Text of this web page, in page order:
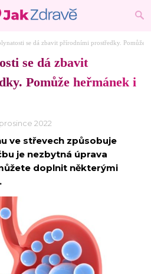
se dá zbavit přírodními prostředky. Pomůže
se dá zbavit
Pomůže heřmánek i
prosince 2022
ve střevech způsobuje
je nezbytná úprava
doplnit některými